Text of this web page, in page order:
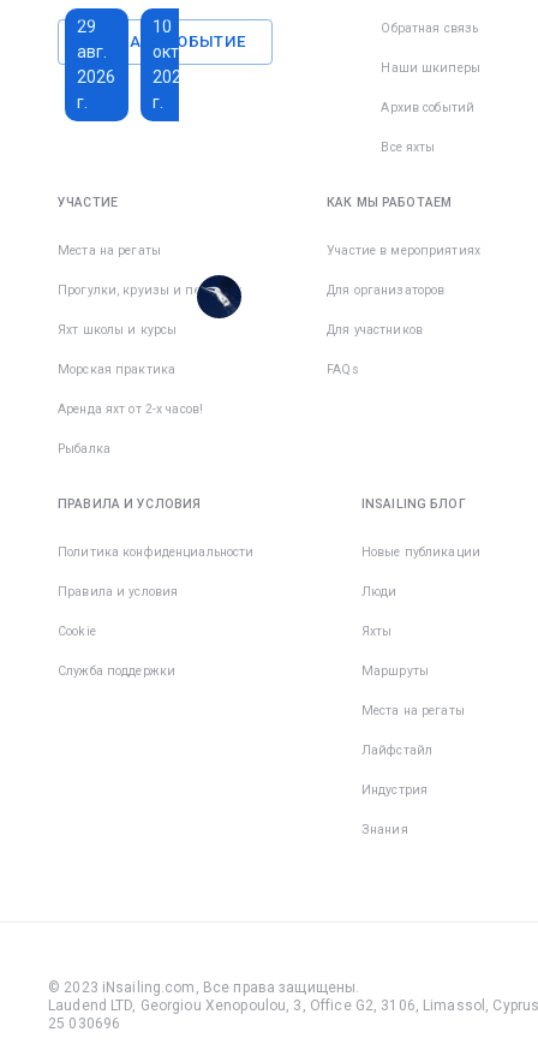
29
авг.
2026
г.
10
окт.
2026
г.
Активных
места в
1командe
СОЗДАТЬ СОБЫТИЕ
Обратная связь
Наши шкиперы
Архив событий
Все яхты
УЧАСТИЕ
Места на регаты
Прогулки, круизы и переходы
Яхт школы и курсы
Морская практика
Аренда яхт от 2-х часов!
Рыбалка
КАК МЫ РАБОТАЕМ
Участие в мероприятиях
Для организаторов
Для участников
FAQs
ПРАВИЛА И УСЛОВИЯ
Политика конфиденциальности
Правила и условия
Cookie
Служба поддержки
INSAILING БЛОГ
Новые публикации
Люди
Яхты
Маршруты
Места на регаты
Лайфстайл
Индустрия
Знания
© 2023 iNsailing.com, Все права защищены.
Laudend LTD, Georgiou Xenopoulou, 3, Office G2, 3106, Limassol,
25 030696